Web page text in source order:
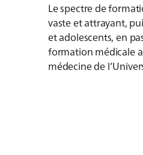
Le spectre de
vaste et attrayant,
et adolescents, en
formation médicale
médecine de